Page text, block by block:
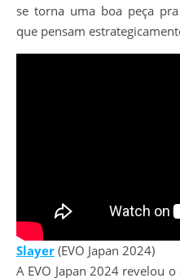
se torna uma boa peça
que pensam
Slayer (EVO Japan 2024)
A EVO Japan 2024 revelou